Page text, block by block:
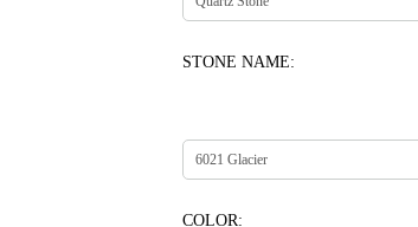
STONE NAME:
COLOR: